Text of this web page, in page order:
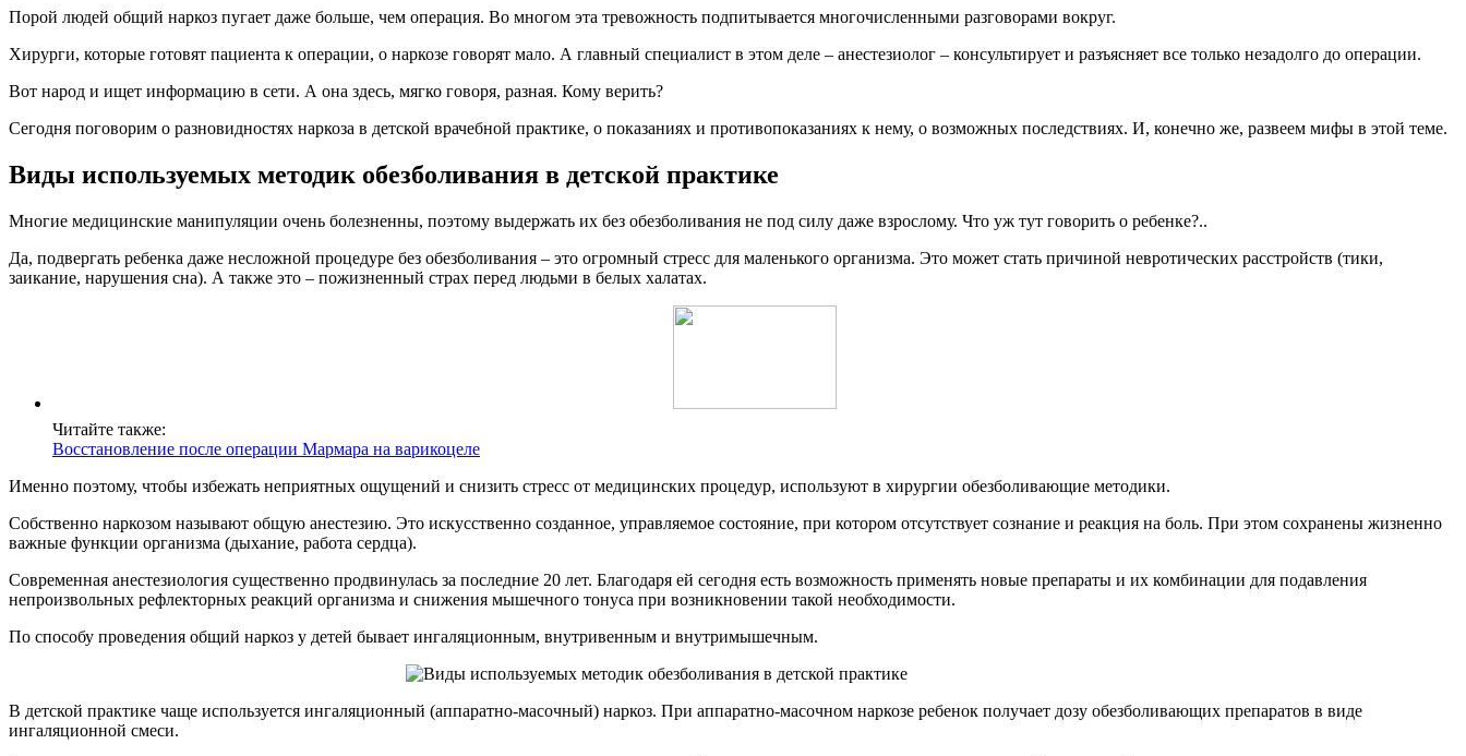
Порой людей общий наркоз пугает даже больше, чем операция. Во многом эта тревожность подпитывается многочисленными разговорами вокруг.
Хирурги, которые готовят пациента к операции, о наркозе говорят мало. А главный специалист в этом деле – анестезиолог – консультирует и разъясняет все только незадолго до операции.
Вот народ и ищет информацию в сети. А она здесь, мягко говоря, разная. Кому верить?
Сегодня поговорим о разновидностях наркоза в детской врачебной практике, о показаниях и противопоказаниях к нему, о возможных последствиях. И, конечно же, развеем мифы в этой теме.
Виды используемых методик обезболивания в детской практике
Многие медицинские манипуляции очень болезненны, поэтому выдержать их без обезболивания не под силу даже взрослому. Что уж тут говорить о ребенке?..
Да, подвергать ребенка даже несложной процедуре без обезболивания – это огромный стресс для маленького организма. Это может стать причиной невротических расстройств (тики,
заикание, нарушения сна). А также это – пожизненный страх перед людьми в белых халатах.
Читайте также:
Восстановление после операции Мармара на варикоцеле
Именно поэтому, чтобы избежать неприятных ощущений и снизить стресс от медицинских процедур, используют в хирургии обезболивающие методики.
Собственно наркозом называют общую анестезию. Это искусственно созданное, управляемое состояние, при котором отсутствует сознание и реакция на боль. При этом сохранены жизненно
важные функции организма (дыхание, работа сердца).
Современная анестезиология существенно продвинулась за последние 20 лет. Благодаря ей сегодня есть возможность применять новые препараты и их комбинации для подавления
непроизвольных рефлекторных реакций организма и снижения мышечного тонуса при возникновении такой необходимости.
По способу проведения общий наркоз у детей бывает ингаляционным, внутривенным и внутримышечным.
В детской практике чаще используется ингаляционный (аппаратно-масочный) наркоз. При аппаратно-масочном наркозе ребенок получает дозу обезболивающих препаратов в виде
ингаляционной смеси.